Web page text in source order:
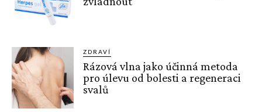
ZDRAVÍ
Rázová vlna jako účinná metoda
pro úlevu od bolesti a regeneraci
svalů